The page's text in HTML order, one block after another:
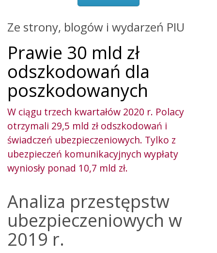
Ze strony, blogów i wydarzeń PIU
Prawie 30 mld zł
odszkodowań dla
poszkodowanych
W ciągu trzech kwartałów 2020 r. Polacy
otrzymali 29,5 mld zł odszkodowań i
świadczeń ubezpieczeniowych. Tylko z
ubezpieczeń komunikacyjnych wypłaty
wyniosły ponad 10,7 mld zł.
Analiza przestępstw
ubezpieczeniowych w
2019 r.